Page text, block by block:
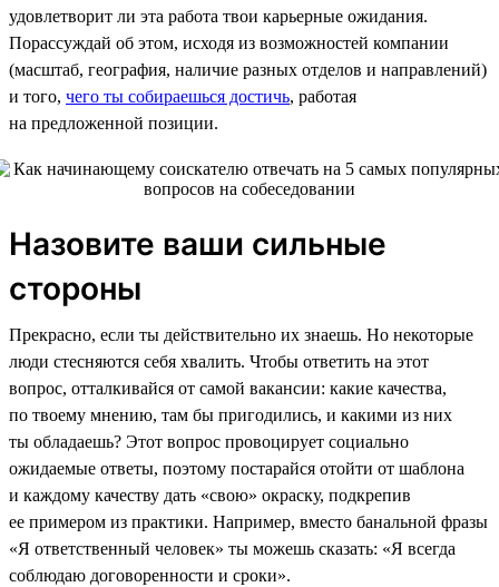
удовлетворит ли эта работа твои карьерные ожидания.
Порассуждай об этом, исходя из возможностей компании
(масштаб, география, наличие разных отделов и направлений)
и того, чего ты собираешься достичь, работая
на предложенной позиции.
Назовите ваши сильные
стороны
Прекрасно, если ты действительно их знаешь. Но некоторые
люди стесняются себя хвалить. Чтобы ответить на этот
вопрос, отталкивайся от самой вакансии: какие качества,
по твоему мнению, там бы пригодились, и какими из них
ты обладаешь? Этот вопрос провоцирует социально
ожидаемые ответы, поэтому постарайся отойти от шаблона
и каждому качеству дать «свою» окраску, подкрепив
ее примером из практики. Например, вместо банальной фразы
«Я ответственный человек» ты можешь сказать: «Я всегда
соблюдаю договоренности и сроки».